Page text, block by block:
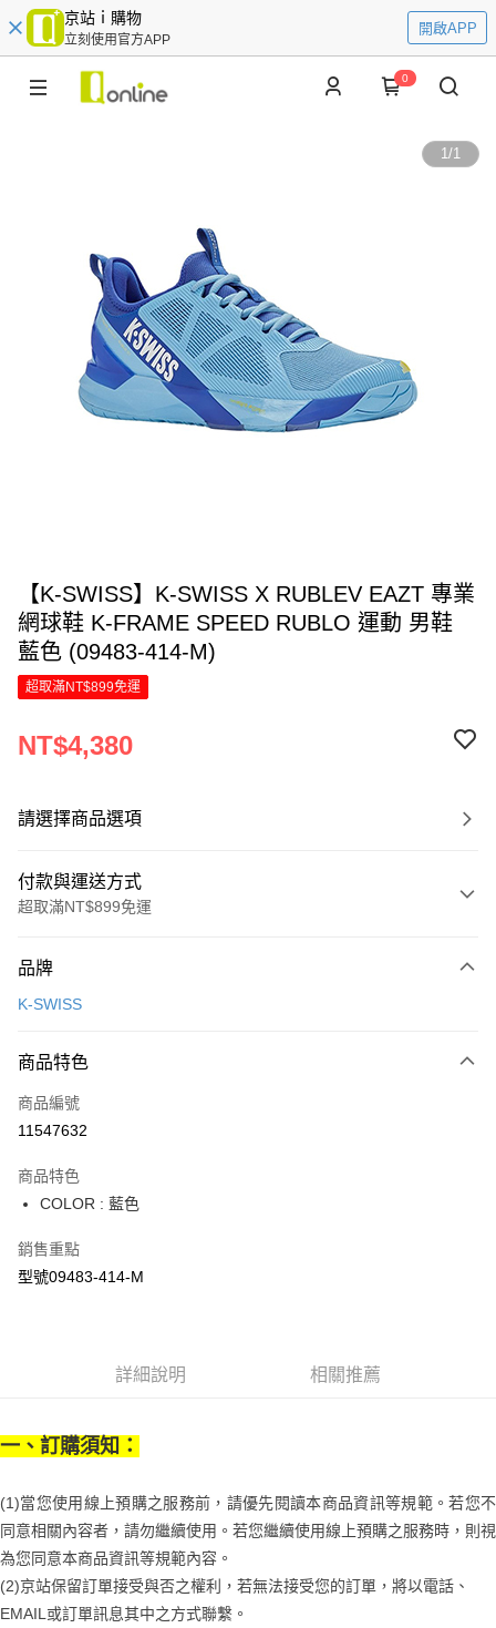
京站ｉ購物
立刻使用官方APP
開啟APP
0
1/1
【K-SWISS】K-SWISS X RUBLEV EAZT 專業
網球鞋 K-FRAME SPEED RUBLO 運動 男鞋
藍色 (09483-414-M)
超取滿NT$899免運
NT$4,380
請選擇商品選項
付款與運送方式
超取滿NT$899免運
信用卡一次付款
Apple Pay
街口支付
Google Pay
大哥付你分期
流程，驗證手機門號後，選擇欲分期的期數、繳款截止日，確認付款後即完
4.訂單成立30分鐘內，如未前往確認交易或遇審核未通過，訂單將自動取
消。如遇「轉專審核」未通過狀況，表示未達大哥付你分期系統評分，恕無
【繳款方式說明】
1.分期款項不併入電信帳單，「大哥付你分期」於每月結算日後寄送繳費提
醒簡訊。
2.透過簡訊連結打開帳單後，可選擇「超商條碼／台灣大直營門市／銀行轉
帳／街口支付／iPASS MONEY」等通路繳費。
【注意事項】
１．簡單：不需註冊會員、不需綁卡、不需儲值。
【「AFTEE先享後付」結帳流程】
１．於結帳方式選擇「AFTEE先享後付」後，將跳轉至「AFTEE先享後付」
結帳頁面，進行簡訊認證並確認金額後，即可完成結帳。
２．訂單成立數日內，您將收到繳費通知簡訊。
３．收到繳費通知簡訊後14天內，點擊此簡訊中的連結，可透過四大超商／
運送方式
付款後全家取貨
每筆NT$70，滿NT$899(含以上)免運費
付款後7-11取貨
每筆NT$70，滿NT$899(含以上)免運費
品牌
K-SWISS
商品特色
商品編號
11547632
商品特色
COLOR : 藍色
銷售重點
型號09483-414-M
詳細說明 相關推薦
一、訂購須知：
(1)當您使用線上預購之服務前，請優先閱讀本商品資訊等規範。若您不
同意相關內容者，請勿繼續使用。若您繼續使用線上預購之服務時，則視
為您同意本商品資訊等規範內容。
(2)京站保留訂單接受與否之權利，若無法接受您的訂單，將以電話、
EMAIL或訂單訊息其中之方式聯繫。